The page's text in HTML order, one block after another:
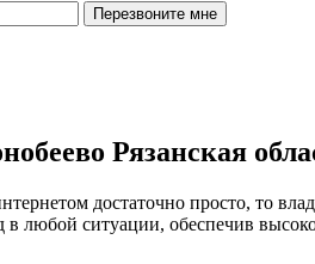
Перезвоните мне
Рязанская
достаточно просто, то
ситуации, обеспечив